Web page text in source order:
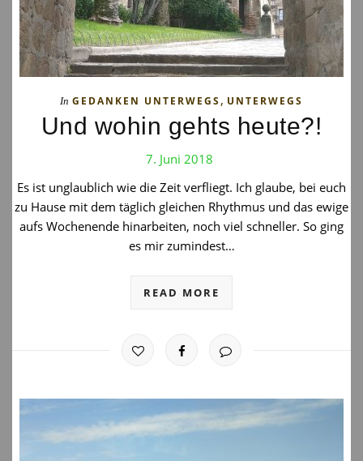
In GEDANKEN UNTERWEGS, UNTERWEGS
Und wohin gehts heute?!
7. Juni 2018
Es ist unglaublich wie die Zeit verfliegt. Ich glaube, bei euch
zu Hause mit dem täglich gleichen Rhythmus und das ewige
aufs Wochenende hinarbeiten, noch viel schneller. So ging
es mir zumindest…
READ MORE